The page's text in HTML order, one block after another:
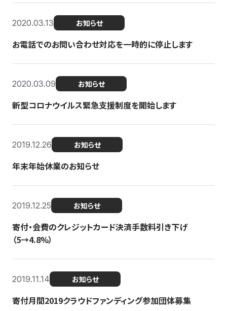
2020.03.13 お知らせ
お電話でのお問い合わせ対応を一時的に停止します
2020.03.09 お知らせ
新型コロナウイルス緊急支援制度を開始します
2019.12.26 お知らせ
年末年始休業のお知らせ
2019.12.25 お知らせ
寄付・会費のクレジットカード決済手数料引き下げ
（5→4.8%）
2019.11.14 お知らせ
寄付月間2019クラウドファンディング参加団体募集